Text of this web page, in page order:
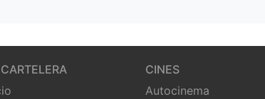
CINES
Autocinema